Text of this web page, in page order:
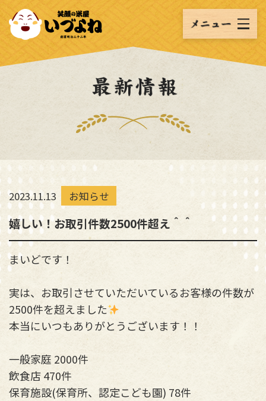
2023.11.13 お知らせ
嬉しい！お取引件数2500件超え＾＾
まいどです！
実は、お取引させていただいているお客様の件数が
2500件を超えました
本当にいつもありがとうございます！！
一般家庭 2000件
飲食店 470件
保育施設(保育所、認定こども園) 78件